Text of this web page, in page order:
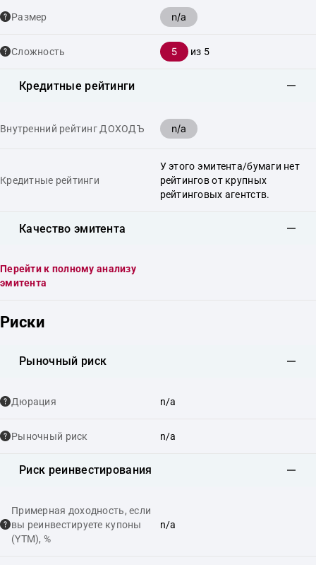
Размер n/a
Сложность 5 из 5
Кредитные рейтинги
Внутренний рейтинг ДОХОДЪ n/a
Кредитные рейтинги
У этого эмитента/бумаги нет
рейтингов от крупных
рейтинговых агентств.
Качество эмитента
Перейти к полному анализу
эмитента
Риски
Рыночный риск
Дюрация n/a
Рыночный риск n/a
Риск реинвестирования
Примерная доходность, если
вы реинвестируете купоны
(YTM), %
n/a